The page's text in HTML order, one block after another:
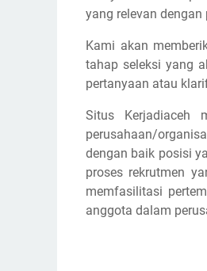
yang relevan dengan
Kami akan
tahap seleksi yang
pertanyaan atau
Situs Kerjadiaceh
perusahaan/
dengan baik posisi
proses rekrutmen
memfasilitasi
anggota dalam